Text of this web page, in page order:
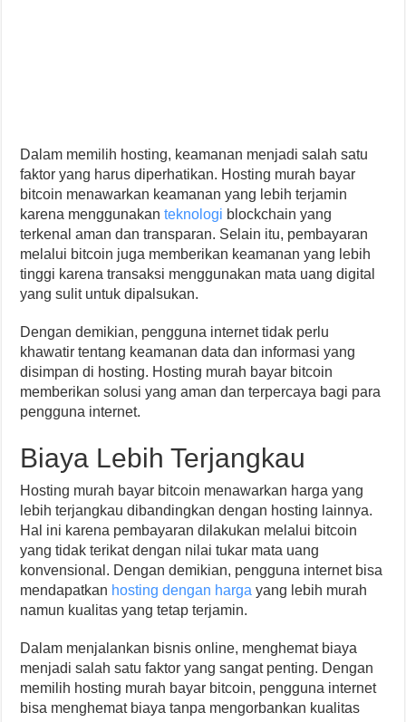
Dalam memilih hosting, keamanan menjadi salah satu
faktor yang harus diperhatikan. Hosting murah bayar
bitcoin menawarkan keamanan yang lebih terjamin
karena menggunakanteknologi blockchain yang
terkenal aman dan transparan. Selain itu, pembayaran
melalui bitcoin juga memberikan keamanan yang lebih
tinggi karena transaksi menggunakan mata uang digital
yang sulit untuk dipalsukan.
Dengan demikian, pengguna internet tidak perlu
khawatir tentang keamanan data dan informasi yang
disimpan di hosting. Hosting murah bayar bitcoin
memberikan solusi yang aman dan terpercaya bagi para
pengguna internet.
Biaya Lebih Terjangkau
Hosting murah bayar bitcoin menawarkan harga yang
lebih terjangkau dibandingkan dengan hosting lainnya.
Hal ini karena pembayaran dilakukan melalui bitcoin
yang tidak terikat dengan nilai tukar mata uang
konvensional. Dengan demikian, pengguna internet bisa
mendapatkan hosting dengan harga yang lebih murah
namun kualitas yang tetap terjamin.
Dalam menjalankan bisnis online, menghemat biaya
menjadi salah satu faktor yang sangat penting. Dengan
memilih hosting murah bayar bitcoin, pengguna internet
bisa menghemat biaya tanpa mengorbankan kualitas